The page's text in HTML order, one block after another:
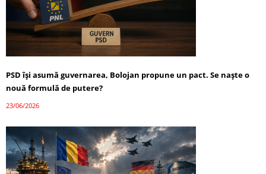
PSD își asumă guvernarea, Bolojan propune un pact. Se naște o
nouă formulă de putere?
23/06/2026